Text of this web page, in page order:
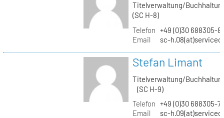
Titelverwaltung/
(SC H-8)
Telefon +49 (0)30 688305-
Email
sc-
Stefan Limant
Titelverwaltung/
(SC H-9)
Telefon +49 (0)30 688305-
Email
sc-